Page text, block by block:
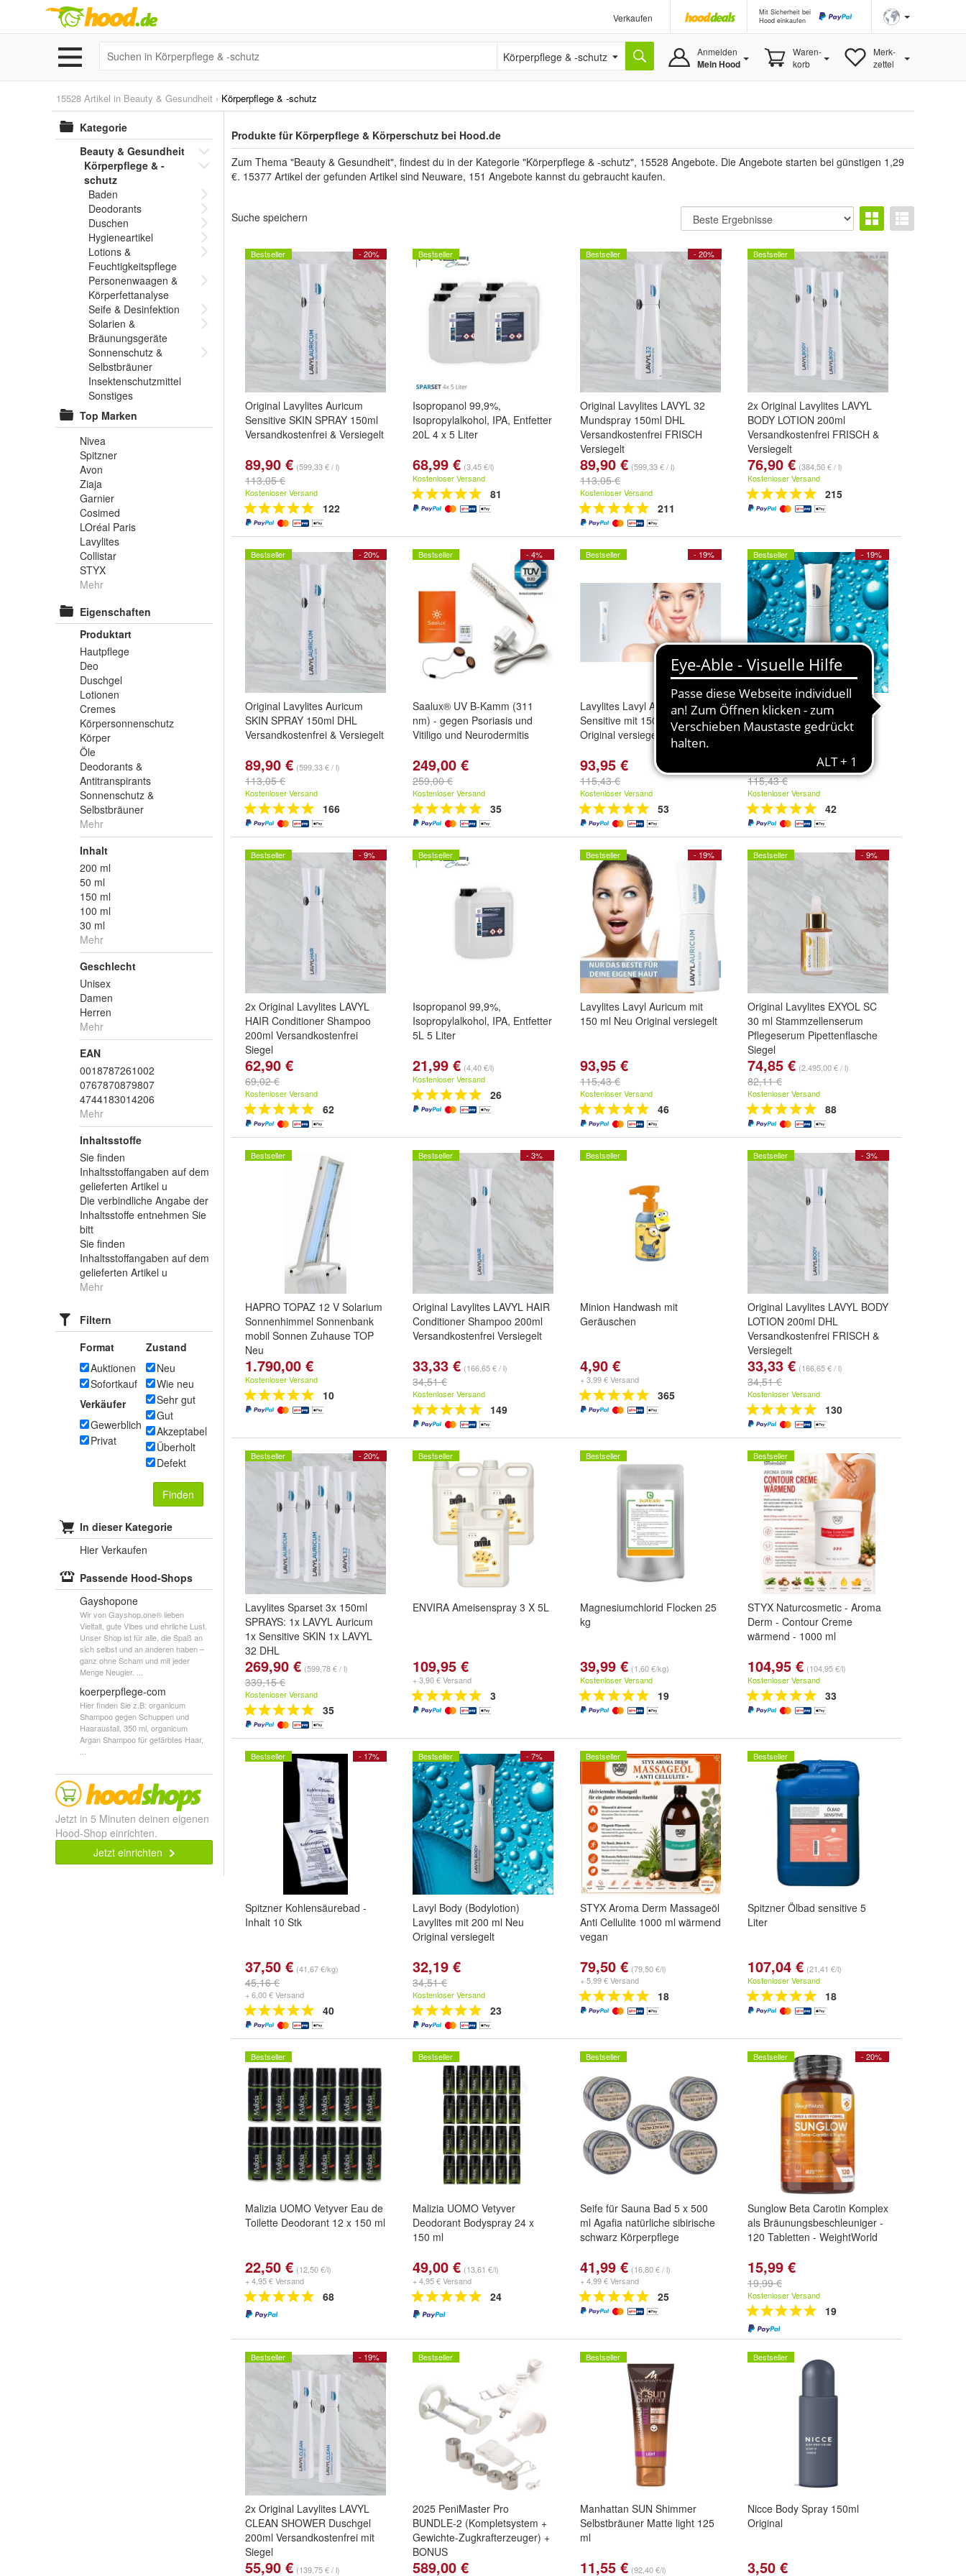
Verkaufen
Mit Sicherheit bei
Hood einkaufen
Körperpflege & -schutz Anmelden
Mein Hood
Waren-
korb
Merk-
zettel
15528 Artikel in Beauty & Gesundheit › Körperpflege & -schutz
Kategorie
Beauty & Gesundheit
Körperpflege & -
schutz
Baden
Deodorants
Duschen
Hygieneartikel
Lotions &
Feuchtigkeitspflege
Personenwaagen &
Körperfettanalyse
Seife & Desinfektion
Solarien &
Bräunungsgeräte
Sonnenschutz &
Selbstbräuner
Insektenschutzmittel
Sonstiges
Top Marken
Nivea
Spitzner
Avon
Ziaja
Garnier
Cosimed
LOréal Paris
Lavylites
Collistar
STYX
Mehr
Eigenschaften
Produktart
Hautpflege
Deo
Duschgel
Lotionen
Cremes
Körpersonnenschutz
Körper
Öle
Deodorants &
Antitranspirants
Sonnenschutz &
Selbstbräuner
Mehr
Inhalt
200 ml
50 ml
150 ml
100 ml
30 ml
Mehr
Geschlecht
Unisex
Damen
Herren
Mehr
EAN
0018787261002
0767870879807
4744183014206
Mehr
Inhaltsstoffe
Sie finden
Inhaltsstoffangaben auf dem
gelieferten Artikel u
Die verbindliche Angabe der
Inhaltsstoffe entnehmen Sie
bitt
Sie finden
Inhaltsstoffangaben auf dem
gelieferten Artikel u
Mehr
Filtern
Format
Auktionen
Sofortkauf
Verkäufer
Gewerblich
Privat
Zustand
Neu
Wie neu
Sehr gut
Gut
Akzeptabel
Überholt
Defekt
Finden
In dieser Kategorie
Hier Verkaufen
Passende Hood-Shops
Gayshopone
Wir von Gayshop.one® lieben
Vielfalt, gute Vibes und ehrliche Lust.
Unser Shop ist für alle, die Spaß an
sich selbst und an anderen haben –
ganz ohne Scham und mit jeder
Menge Neugier. ...
koerperpflege-com
Hier finden Sie z.B: organicum
Shampoo gegen Schuppen und
Haarausfall, 350 ml, organicum
Argan Shampoo für gefärbtes Haar,
Jetzt in 5 Minuten deinen eigenen
Hood-Shop einrichten.
Jetzt einrichten
Produkte für Körperpflege & Körperschutz bei Hood.de
Zum Thema "Beauty & Gesundheit", findest du in der Kategorie "Körperpflege & -schutz", 15528 Angebote. Die Angebote starten bei günstigen 1,29
€. 15377 Artikel der gefunden Artikel sind Neuware, 151 Angebote kannst du gebraucht kaufen.
Suche speichern
- 20%
Bestseller
Original Lavylites Auricum
Sensitive SKIN SPRAY 150ml
Versandkostenfrei & Versiegelt
89,90 € (599,33 € / l)
113,05 €
Kostenloser Versand
122
Bestseller
Isopropanol 99,9%,
Isopropylalkohol, IPA, Entfetter
20L 4 x 5 Liter
68,99 € (3,45 €/l)
Kostenloser Versand
81
- 20%
Bestseller
Original Lavylites LAVYL 32
Mundspray 150ml DHL
Versandkostenfrei FRISCH
Versiegelt
89,90 € (599,33 € / l)
113,05 €
Kostenloser Versand
211
Bestseller
2x Original Lavylites LAVYL
BODY LOTION 200ml
Versandkostenfrei FRISCH &
Versiegelt
76,90 € (384,50 € / l)
Kostenloser Versand
215
- 20%
Bestseller
Original Lavylites Auricum
SKIN SPRAY 150ml DHL
Versandkostenfrei & Versiegelt
89,90 € (599,33 € / l)
113,05 €
Kostenloser Versand
166
- 4%
Bestseller
Saalux® UV B-Kamm (311
nm) - gegen Psoriasis und
Vitiligo und Neurodermitis
249,00 €
259,00 €
Kostenloser Versand
35
- 19%
Bestseller
Lavylites Lavyl Auricum
Sensitive mit 150 ml Neu
Original versiegelt
93,95 €
115,43 €
Kostenloser Versand
53
- 19%
Bestseller
Lavylites Lavyl 32 mit 150 ml
Neu Original versiegelt
Mundspray
115,43 €
Kostenloser Versand
42
- 9%
Bestseller
2x Original Lavylites LAVYL
HAIR Conditioner Shampoo
200ml Versandkostenfrei
Siegel
62,90 €
69,02 €
Kostenloser Versand
62
Bestseller
Isopropanol 99,9%,
Isopropylalkohol, IPA, Entfetter
5L 5 Liter
21,99 € (4,40 €/l)
Kostenloser Versand
26
- 19%
Bestseller
Lavylites Lavyl Auricum mit
150 ml Neu Original versiegelt
93,95 €
115,43 €
Kostenloser Versand
46
- 9%
Bestseller
Original Lavylites EXYOL SC
30 ml Stammzellenserum
Pflegeserum Pipettenflasche
Siegel
74,85 € (2.495,00 € / l)
82,11 €
Kostenloser Versand
88
Bestseller
HAPRO TOPAZ 12 V Solarium
Sonnenhimmel Sonnenbank
mobil Sonnen Zuhause TOP
Neu
1.790,00 €
Kostenloser Versand
10
- 3%
Bestseller
Original Lavylites LAVYL HAIR
Conditioner Shampoo 200ml
Versandkostenfrei Versiegelt
33,33 € (166,65 € / l)
34,51 €
Kostenloser Versand
149
Bestseller
Minion Handwash mit
Geräuschen
4,90 €
+ 3,99 € Versand
365
- 3%
Bestseller
Original Lavylites LAVYL BODY
LOTION 200ml DHL
Versandkostenfrei FRISCH &
Versiegelt
33,33 € (166,65 € / l)
34,51 €
Kostenloser Versand
130
- 20%
Bestseller
Lavylites Sparset 3x 150ml
SPRAYS: 1x LAVYL Auricum
1x Sensitive SKIN 1x LAVYL
32 DHL
269,90 € (599,78 € / l)
339,15 €
Kostenloser Versand
35
Bestseller
ENVIRA Ameisenspray 3 X 5L
109,95 €
+ 3,90 € Versand
3
Bestseller
Magnesiumchlorid Flocken 25
kg
39,99 € (1,60 €/kg)
Kostenloser Versand
19
Bestseller
STYX Naturcosmetic - Aroma
Derm - Contour Creme
wärmend - 1000 ml
104,95 € (104,95 €/l)
Kostenloser Versand
33
- 17%
Bestseller
Spitzner Kohlensäurebad -
Inhalt 10 Stk
37,50 € (41,67 €/kg)
45,16 €
+ 6,00 € Versand
40
- 7%
Bestseller
Lavyl Body (Bodylotion)
Lavylites mit 200 ml Neu
Original versiegelt
32,19 €
34,51 €
Kostenloser Versand
23
Bestseller
STYX Aroma Derm Massageöl
Anti Cellulite 1000 ml wärmend
vegan
79,50 € (79,50 €/l)
+ 5,99 € Versand
18
Bestseller
Spitzner Ölbad sensitive 5
Liter
107,04 € (21,41 €/l)
Kostenloser Versand
18
Bestseller
Malizia UOMO Vetyver Eau de
Toilette Deodorant 12 x 150 ml
22,50 € (12,50 €/l)
+ 4,95 € Versand
68
Bestseller
Malizia UOMO Vetyver
Deodorant Bodyspray 24 x
150 ml
49,00 € (13,61 €/l)
+ 4,95 € Versand
24
Bestseller
Seife für Sauna Bad 5 x 500
ml Agafia natürliche sibirische
schwarz Körperpflege
41,99 € (16,80 € / l)
+ 4,99 € Versand
25
- 20%
Bestseller
Sunglow Beta Carotin Komplex
als Bräunungsbeschleuniger -
120 Tabletten - WeightWorld
15,99 €
19,99 €
Kostenloser Versand
19
- 19%
Bestseller
2x Original Lavylites LAVYL
CLEAN SHOWER Duschgel
200ml Versandkostenfrei mit
Siegel
55,90 € (139,75 € / l)
Bestseller
2025 PeniMaster Pro
BUNDLE-2 (Kompletsystem +
Gewichte-Zugkrafterzeuger) +
BONUS
589,00 €
Bestseller
Manhattan SUN Shimmer
Selbstbräuner Matte light 125
ml
11,55 € (92,40 €/l)
Bestseller
Nicce Body Spray 150ml
Original
3,50 €